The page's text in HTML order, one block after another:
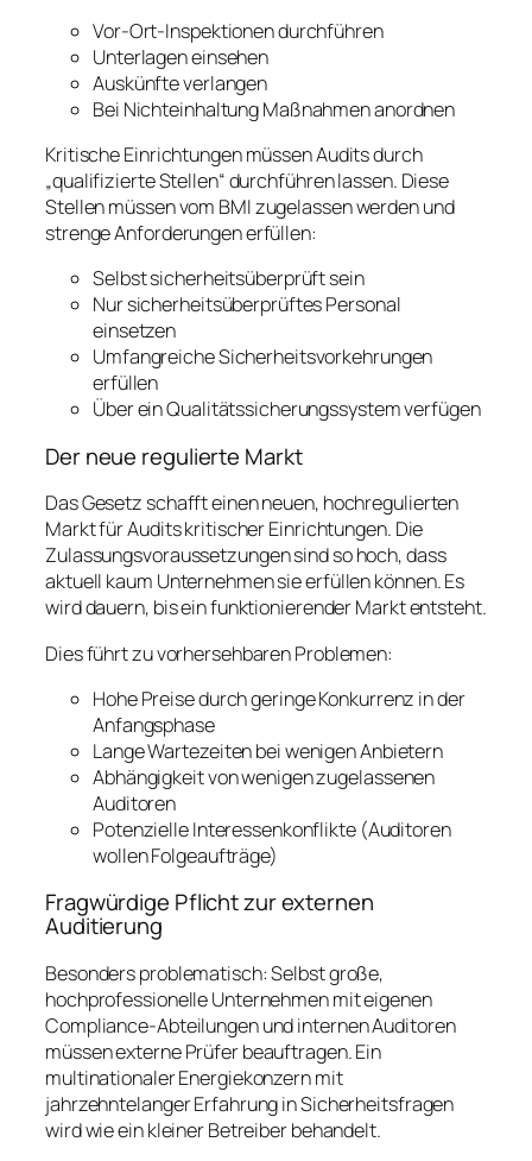
Vor-Ort-Inspektionen durchführen
Unterlagen einsehen
Auskünfte verlangen
Bei Nichteinhaltung Maßnahmen anordnen
Kritische Einrichtungen müssen Audits durch
„qualifizierte Stellen“ durchführen lassen. Diese
Stellen müssen vom BMI zugelassen werden und
strenge Anforderungen erfüllen:
Selbst sicherheitsüberprüft sein
Nur sicherheitsüberprüftes Personal
einsetzen
Umfangreiche Sicherheitsvorkehrungen
erfüllen
Über ein Qualitätssicherungssystem verfügen
Der neue regulierte Markt
Das Gesetz schafft einen neuen, hochregulierten
Markt für Audits kritischer Einrichtungen. Die
Zulassungsvoraussetzungen sind so hoch, dass
aktuell kaum Unternehmen sie erfüllen können. Es
wird dauern, bis ein funktionierender Markt entsteht.
Dies führt zu vorhersehbaren Problemen:
Hohe Preise durch geringe Konkurrenz in der
Anfangsphase
Lange Wartezeiten bei wenigen Anbietern
Abhängigkeit von wenigen zugelassenen
Auditoren
Potenzielle Interessenkonflikte (Auditoren
wollen Folgeaufträge)
Fragwürdige Pflicht zur externen
Auditierung
Besonders problematisch: Selbst große,
hochprofessionelle Unternehmen mit eigenen
Compliance-Abteilungen und internen Auditoren
müssen externe Prüfer beauftragen. Ein
multinationaler Energiekonzern mit
jahrzehntelanger Erfahrung in Sicherheitsfragen
wird wie ein kleiner Betreiber behandelt.